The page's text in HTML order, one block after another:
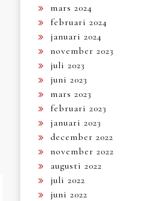
mars 2024
februari 2024
januari 2024
november 2023
juli 2023
juni 2023
mars 2023
februari 2023
januari 2023
december 2022
november 2022
augusti 2022
juli 2022
juni 2022